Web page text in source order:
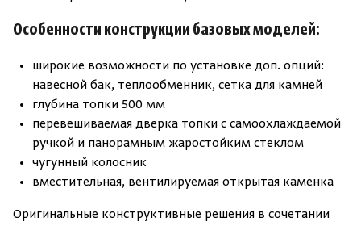
Особенности конструкции базовых моделей:
широкие возможности по установке доп. опций:
навесной бак, теплообменник, сетка для камней
глубина топки 500 мм
перевешиваемая дверка топки с самоохлаждаемой
ручкой и панорамным жаростойким стеклом
чугунный колосник
вместительная, вентилируемая открытая каменка
Оригинальные конструктивные решения в сочетании